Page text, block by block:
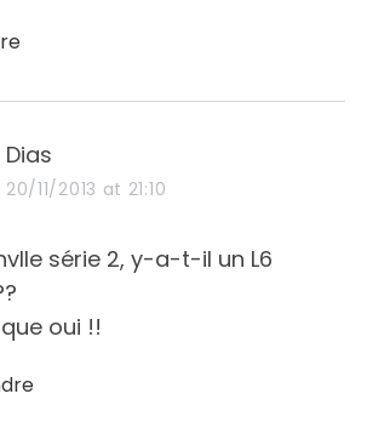
s
a
s
:
Dias
20/11/2013 at 21:10
série 2, y-a-t-il un L6
oui !!